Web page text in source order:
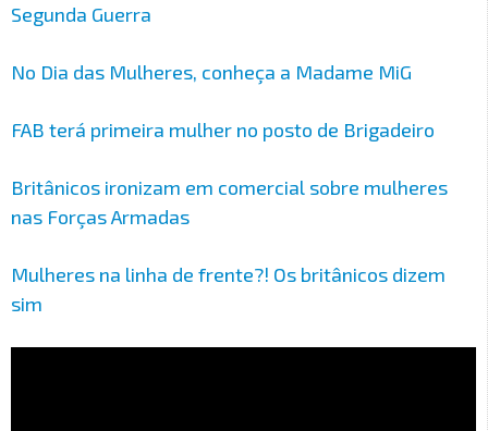
Segunda Guerra
No Dia das Mulheres, conheça a Madame MiG
FAB terá primeira mulher no posto de Brigadeiro
Britânicos ironizam em comercial sobre mulheres
nas Forças Armadas
Mulheres na linha de frente?! Os britânicos dizem
sim